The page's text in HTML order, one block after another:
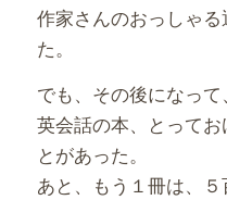
作家さんのおっしゃ
た。
でも、その後になって、
英会話の本、とって
とがあった。
あと、もう１冊は、